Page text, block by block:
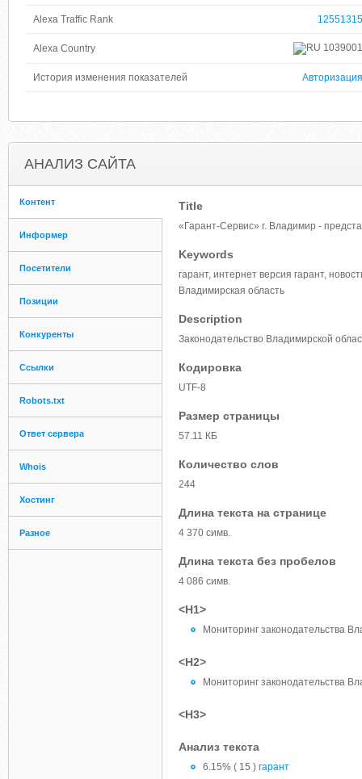
Alexa Traffic Rank 12551315
Alexa Country 1039001
История изменения показателей Авторизация
АНАЛИЗ САЙТА
Контент
Информер
Посетители
Позиции
Конкуренты
Ссылки
Robots.txt
Ответ сервера
Whois
Хостинг
Разное
Title
«Гарант-Сервис» г. Владимир -
Keywords
гарант, интернет версия гарант,
Владимирская область
Description
Законодательство Владимирской
Кодировка
UTF-8
Размер страницы
57.11 КБ
Количество слов
244
Длина текста на странице
4 370 симв.
Длина текста без пробелов
4 086 симв.
<H1>
Мониторинг законодательства
<H2>
Мониторинг законодательства
<H3>
Анализ текста
6.15% ( 15 ) гарант